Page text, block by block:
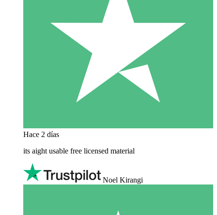
Hace 2 días
its aight usable free licensed material
Noel Kirangi